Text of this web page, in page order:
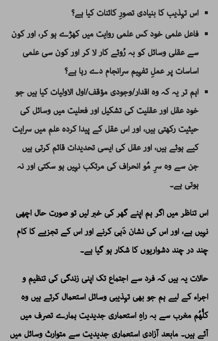
اس تہذیب کا بنیادی تصورِ کائنات کیا ہے؟
فاعل علمی خود کس علمی روایت میں کھڑے ہو کر، اور کون
سے عقلی وسائل کو بہ رُوئے کار لا کر اور کون سی علمی
اساسات پر عملِ تفہیم سرانجام دے رہا ہے؟
اہم تر یہ کہ وہ اقدار/وجودی مؤقف/اول الاولیات کیا ہیں جو
خود عقل اور عقلیت کی تشکیل اور فعلیت میں وسائل کی
حیثیت رکھتی ہیں، اور اس عقل کے پیدا کردہ علم میں سرایت
کیے ہوئے ہیں، اور عقل کی ایسی تحدیدات قائم کرتی ہیں
جن سے وہ سرِ مُو انحراف کی مرتکب نہیں ہو سکتی اور نہ
ہوتی ہے۔
اس تناظر میں اگر ہم اپنے گھر کی خبر لیں تو صورت حال اچھی
نہیں ہے، اور اس کی نشان دَہی کرنے اور اس کے تجزیے کا کام
چند در چند دشواریوں کا شکار ہو گیا ہے۔
حالات یہ ہیں کہ فرد سے اجتماع تک اپنی زندگی کی تنظیم و
اجراء کے لیے ہم جو بھی تہذیبی وسائل استعمال کرتے ہیں وہ
کلُّھُم مغرب سے بہ راہِ استعماری جدیدیت ہمارے تصرف میں
آئے ہیں۔ مابعد آزادی استعماری جدیدیت سے متوارث وسائل میں